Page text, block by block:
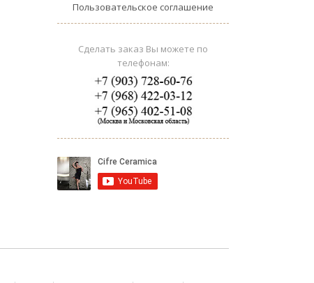
Пользовательское соглашение
Сделать заказ Вы можете по
телефонам: